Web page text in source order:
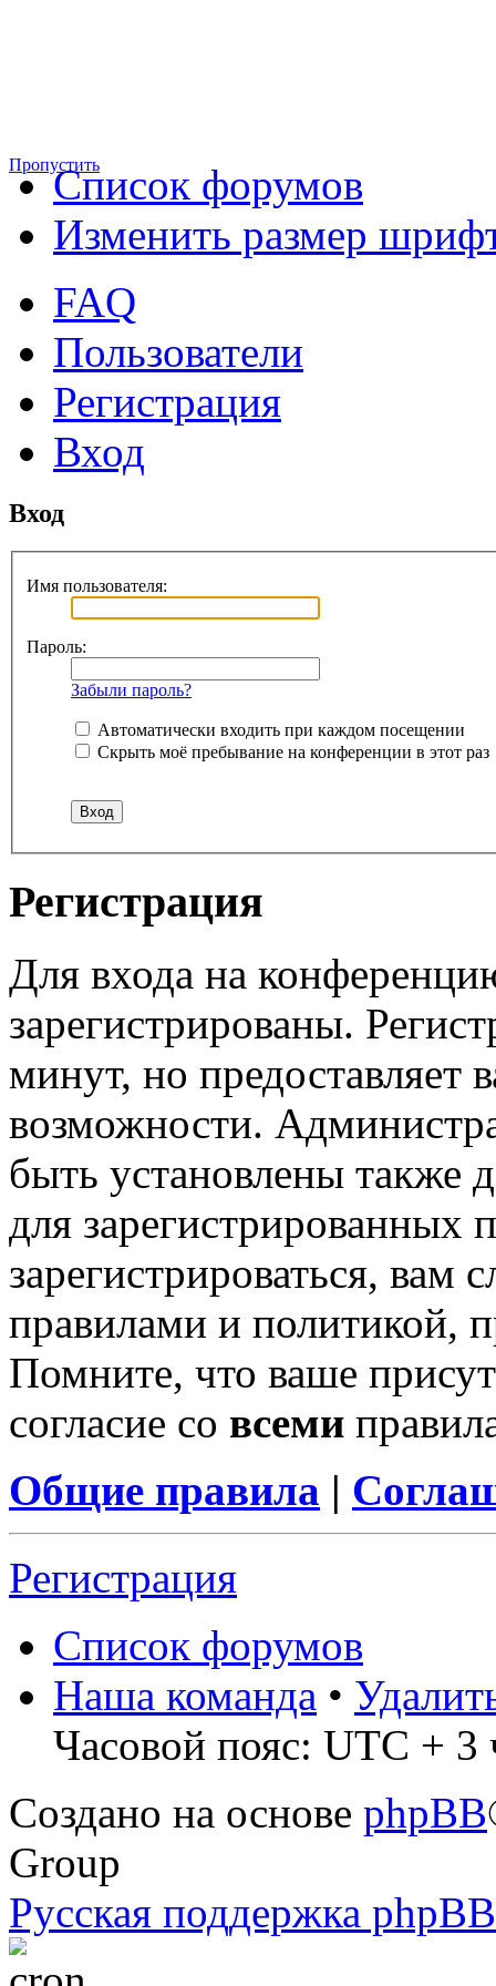
ПропуститьСписок форумов
Изменить размер
FAQ
Пользователи
Регистрация
Вход
Вход
Имя пользователя:
Пароль:
Забыли пароль?
Автоматически входить при каждом посещении
Скрыть моё пребывание на конференции в этот раз
Регистрация
Для входа на
зарегистрированы.
минут, но предоставляет
возможности.
быть установлены также
для зарегистрированных
зарегистрироваться, вам
правилами и политикой,
Помните, что ваше
согласие со всеми
Общие правила |
Регистрация
Список форумов
Наша команда •
Часовой пояс: UTC + 3
Создано на основе phpBB
Group
Русская поддержка phpBB